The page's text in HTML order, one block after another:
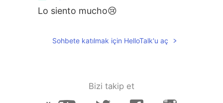
Lo siento mucho😢
Sohbete katılmak için HelloTalk'u aç
Bizi takip et